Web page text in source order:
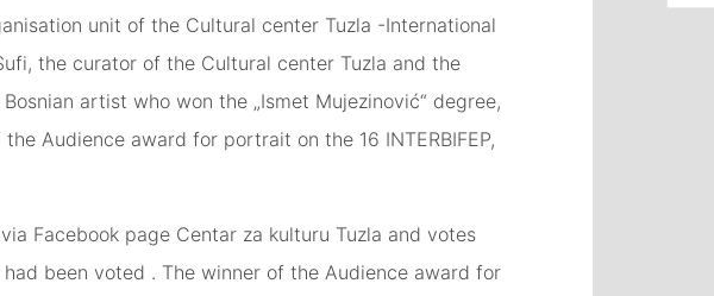
unit of the Cultural center Tuzla -International
the curator of the Cultural center Tuzla and the
artist who won the „Ismet Mujezinović“ degree,
Audience award for portrait on the 16 INTERBIFEP,
Facebook page Centar za kulturu Tuzla and votes
been voted . The winner of the Audience award for